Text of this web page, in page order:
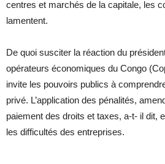
centres et marchés de la capitale, les
lamentent.
De quoi susciter la réaction du
opérateurs économiques du Congo
invite les pouvoirs publics à
privé. L’application des pénalités,
paiement des droits et taxes, a-t- il dit,
les difficultés des entreprises.